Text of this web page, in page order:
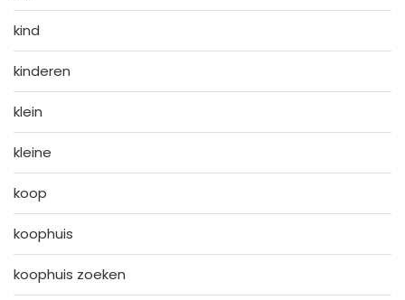
kind
kinderen
klein
kleine
koop
koophuis
koophuis zoeken